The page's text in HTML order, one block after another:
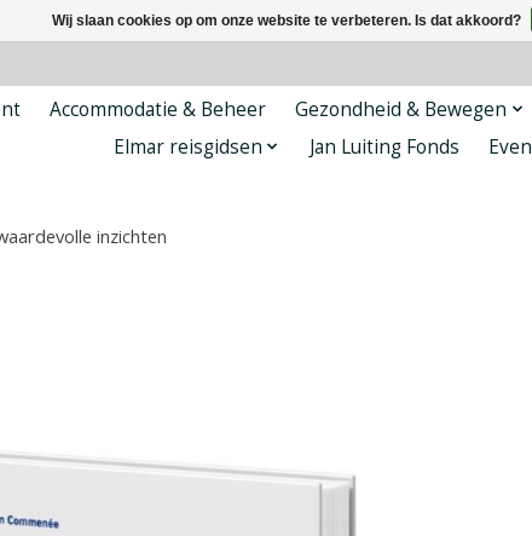
Accommodatie & Beheer Gezondheid & Bewegen
Elmar reisgidsen
Jan Luiting Fonds
inzichten
Wij slaan cookies op om onze website te verbeteren. Is dat akkoord?